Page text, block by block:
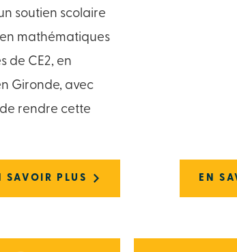
soutien scolaire
mathématiques
de CE2, en
Gironde, avec
rendre cette
SAVOIR PLUS EN